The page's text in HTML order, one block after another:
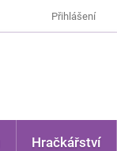
Přihlášení
Hračkářství